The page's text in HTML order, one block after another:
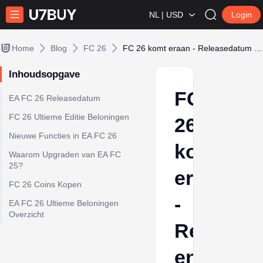
NL | USD Login
Home Blog FC 26
Inhoudsopgave
EA FC 26 Releasedatum
FC 26 Ultieme Editie Beloningen
Nieuwe Functies in EA FC 26
Waarom Upgraden van EA FC
25?
FC 26 Coins Kopen
EA FC 26 Ultieme Beloningen
Overzicht
FC
26
komt
eraan
-
en